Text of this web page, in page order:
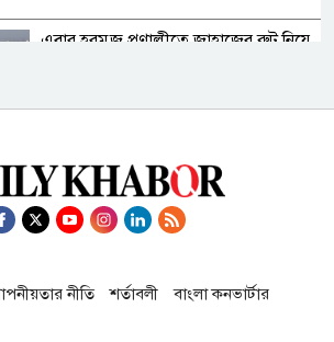
এবার হরমুজ প্রণালীতে জাহাজের রুট নিয়ে
দিল্লিতে শেখ হাসিনাকে কথা বলতে দেওয়ায়
ঢাকার তীব্র ক্ষোভ
​​বাংলাদেশে চালু হতে যাচ্ছে বিশ্বখ্যাত থাই,
কফি চেইন ‘ক্যাফে আমাজন
নীতি শর্তাবলী বাংলা কনভার্টার